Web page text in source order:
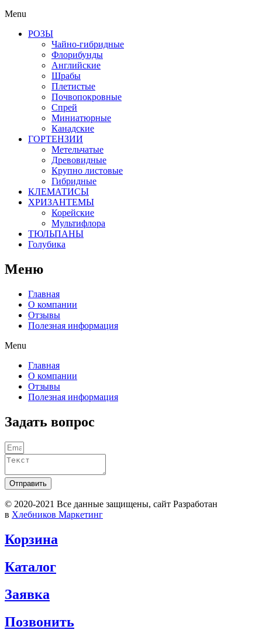
Menu
РОЗЫ
Чайно-гибридные
Флорибунды
Английские
Шрабы
Плетистые
Почвопокровные
Спрей
Миниатюрные
Канадские
ГОРТЕНЗИИ
Метельчатые
Древовидные
Крупно листовые
Гибридные
КЛЕМАТИСЫ
ХРИЗАНТЕМЫ
Корейские
Мультифлора
ТЮЛЬПАНЫ
Голубика
Меню
Главная
О компании
Отзывы
Полезная информация
Menu
Главная
О компании
Отзывы
Полезная информация
Задать вопрос
Отправить
© 2020-2021 Вcе данные защищены, сайт Разработан
в Хлебников Маркетинг
Корзина
Каталог
Заявка
Позвонить